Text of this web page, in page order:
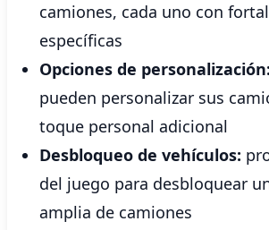
camiones, cada uno con
específicas
Opciones de personalización:
pueden personalizar sus
toque personal adicional
Desbloqueo de vehículos:
del juego para desbloquear
amplia de camiones